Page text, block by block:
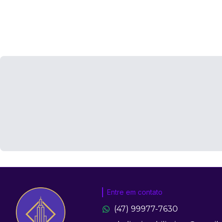
Entre em contato
(47) 99977-7630